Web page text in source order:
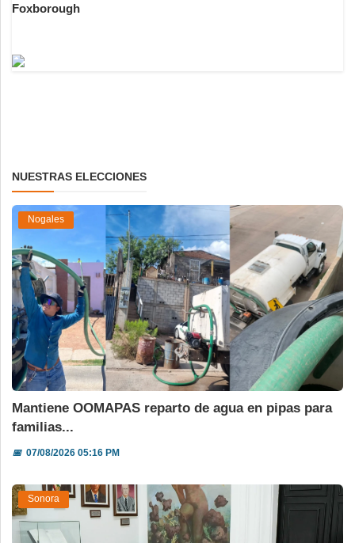
Foxborough
NUESTRAS ELECCIONES
Nogales
Mantiene OOMAPAS reparto de agua en pipas para
familias...
📅07/08/2026 05:16 PM
Sonora